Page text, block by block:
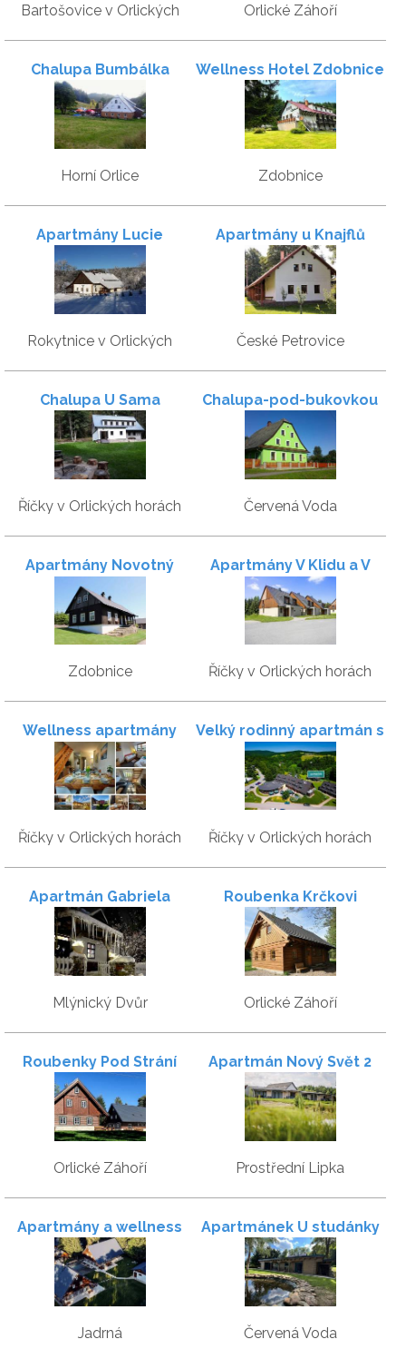
Bartošovice v Orlických
horách
Orlické Záhoří
Chalupa Bumbálka
Horní Orlice
Wellness Hotel Zdobnice
Zdobnice
Apartmány Lucie
Rokytnice v Orlických
horách
Apartmány u Knajflů
České Petrovice
Chalupa U Sama
Říčky v Orlických horách
Chalupa-pod-bukovkou
Červená Voda
Apartmány Novotný
Zdobnice
Apartmány V Klidu a V
Pohodě
Říčky v Orlických horách
Wellness apartmány
Říčky
Říčky v Orlických horách
Velký rodinný apartmán s
garáží - Skiapartma
Říčky v Orlických horách
Apartmán Gabriela
Mlýnický Dvůr
Roubenka Krčkovi
Orlické Záhoří
Roubenky Pod Strání
Orlické Záhoří
Apartmán Nový Svět 2
Prostřední Lipka
Apartmány a wellness
Pod Strání
Jadrná
Apartmánek U studánky
Červená Voda